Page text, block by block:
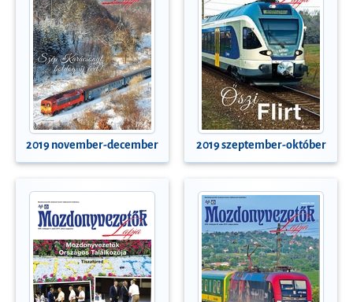
2019 november-december 2019 szeptember-október